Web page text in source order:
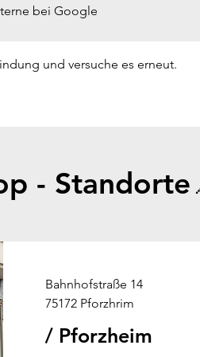
bei Google
und versuche es erneut.
-
Bahnhofstraße 14
75172 Pforzhrim
/ Pforzheim